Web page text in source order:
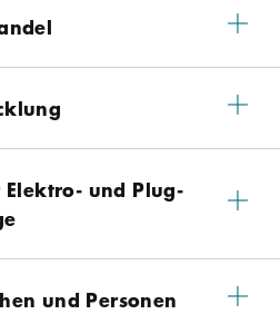
und Plug-
und Personen